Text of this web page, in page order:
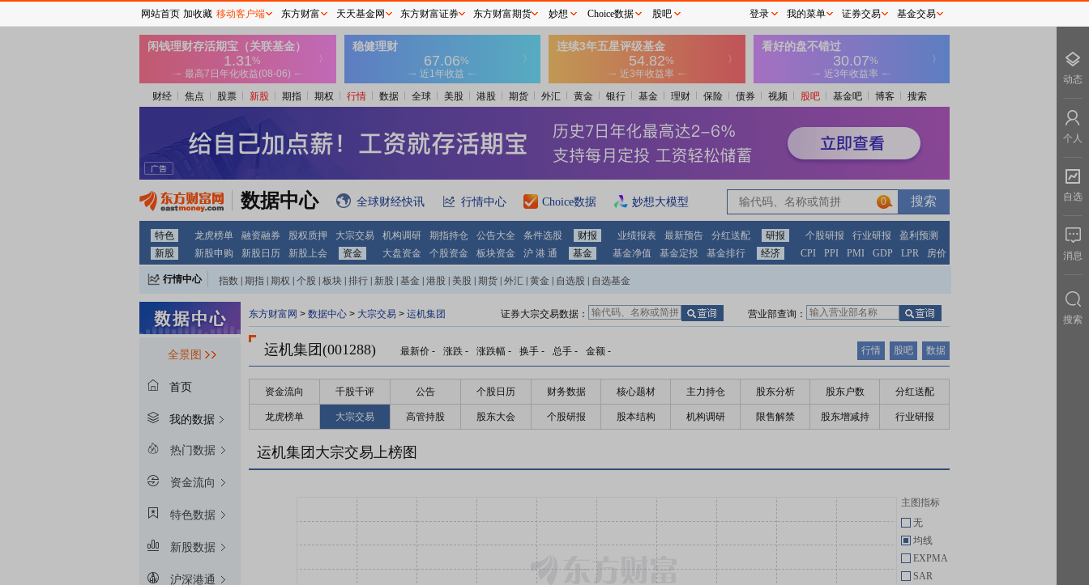
财经 焦点 股票 新股 期指 期权 行情 数据 全球 美股 港股 期货 外汇 黄金 银行 基金 理财 保险 债券 视频 股吧 基金吧 博客 搜索
数据中心 全球财经快讯 行情中心 Choice数据 妙想大模型 0
特色 龙虎榜单 融资融券 股权质押 大宗交易 机构调研 期指持仓 公告大全 条件选股 财报 业绩报表 最新预告 分红送配 研报 个股研报 行业研报
盈利预测
新股
新股申购 新股日历 新股上会 资金 大盘资金 个股资金 板块资金 沪 港 通 基金 基金净值 基金定投 基金排行 经济 CPI PPI PMI GDP LPR 房价
行情中心 指数 期指 期权 个股 板块 排行 新股 基金 港股 美股 期货 外汇 黄金 自选股 自选基金
全景图
首页
我的数据
热门数据
资金流向
特色数据
新股数据
沪深港通
东方财富网 > 数据中心 > 大宗交易 > 运机集团 营业部查询：
证券大宗交易数据：
运机集团(001288) 最新价 - 涨跌 - 涨跌幅 - 换手 - 总手 - 金额 - 行情 股吧 数据
资金流向 千股千评 公告 个股日历 财务数据 核心题材 主力持仓 股东分析 股东户数 分红送配
龙虎榜单 大宗交易 高管持股 股东大会 个股研报 股本结构 机构调研 限售解禁 股东增减持 行业研报
运机集团大宗交易上榜图
主图指标
无
均线
EXPMA
SAR
网站首页 加收藏 移动客户端 东方财富 天天基金网 东方财富证券 东方财富期货 妙想 Choice数据 股吧 登录 我的菜单 证券交易 基金交易
动态
个人
自选
消息
搜索